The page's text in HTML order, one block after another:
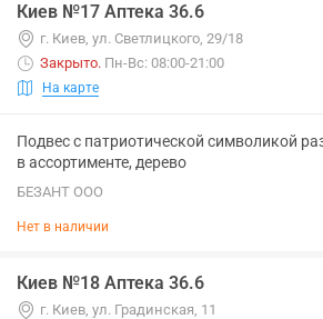
Киев №17 Аптека 36.6
г. Киев, ул. Светлицкого, 29/18
Закрыто. Пн-Вс: 08:00-21:00
На карте
Подвес с патриотической символикой
в ассортименте, дерево
БЕЗАНТ ООО
Нет в наличии
Киев №18 Аптека 36.6
г. Киев, ул. Градинская, 11